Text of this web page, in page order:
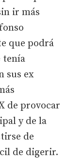
ir más
que podrá
tenía
sus ex
de provocar
y de la
de
de digerir.